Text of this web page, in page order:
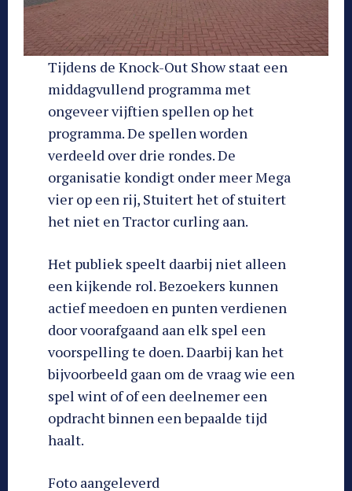
Tijdens de Knock-Out Show staat een
middagvullend programma met
ongeveer vijftien spellen op het
programma. De spellen worden
verdeeld over drie rondes. De
organisatie kondigt onder meer Mega
vier op een rij, Stuitert het of stuitert
het niet en Tractor curling aan.
Het publiek speelt daarbij niet alleen
een kijkende rol. Bezoekers kunnen
actief meedoen en punten verdienen
door voorafgaand aan elk spel een
voorspelling te doen. Daarbij kan het
bijvoorbeeld gaan om de vraag wie een
spel wint of of een deelnemer een
opdracht binnen een bepaalde tijd
haalt.
Foto aangeleverd